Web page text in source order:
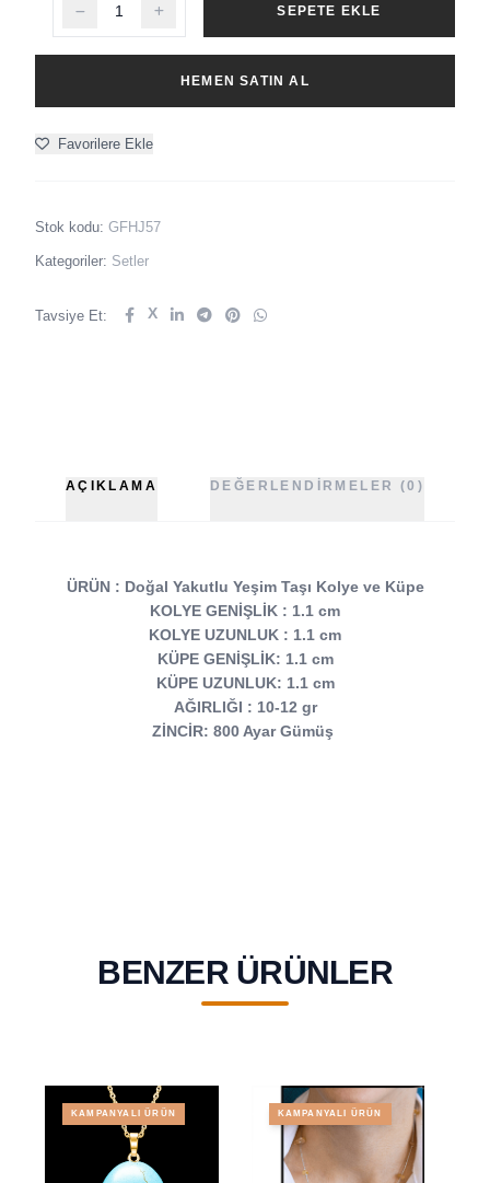
SEPETE EKLE
HEMEN SATIN AL
Favorilere Ekle
Stok kodu: GFHJ57
Kategoriler: Setler
Tavsiye Et: X
AÇIKLAMA DEĞERLENDIRMELER (0)
ÜRÜN : Doğal Yakutlu Yeşim Taşı Kolye ve Küpe
KOLYE GENİŞLİK : 1.1 cm
KOLYE UZUNLUK : 1.1 cm
KÜPE GENİŞLİK: 1.1 cm
KÜPE UZUNLUK: 1.1 cm
AĞIRLIĞI : 10-12 gr
ZİNCİR: 800 Ayar Gümüş
BENZER ÜRÜNLER
KAMPANYALI ÜRÜN KAMPANYALI ÜRÜN